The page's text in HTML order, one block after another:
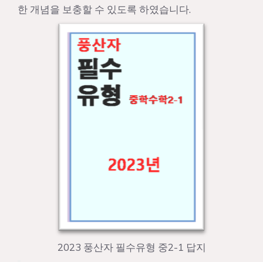
한 개념을 보충할 수 있도록 하였습니다.
2023 풍산자 필수유형 중2-1 답지